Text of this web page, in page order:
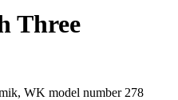
Three
WK model number 278